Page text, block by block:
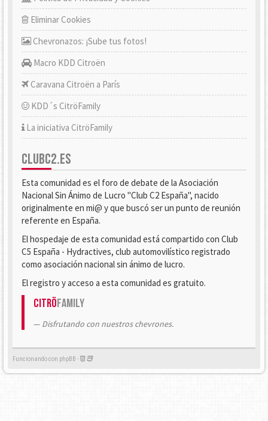
Eliminar Cookies
Chevronazos: ¡Sube tus fotos!
Macro KDD Citroën
Caravana Citroën a París
KDD´s CitröFamily
La iniciativa CitröFamily
CLUBC2.ES
Esta comunidad es el foro de debate de la Asociación
Nacional Sin Ánimo de Lucro "Club C2 España", nacido
originalmente en mi@ y que buscó ser un punto de reunión
referente en España.
El hospedaje de esta comunidad está compartido con Club
C5 España - Hydractives, club automovilístico registrado
como asociación nacional sin ánimo de lucro.
El registro y acceso a esta comunidad es gratuito.
CitröFamily
Disfrutando con nuestros chevrones.
Funcionando con phpBB -